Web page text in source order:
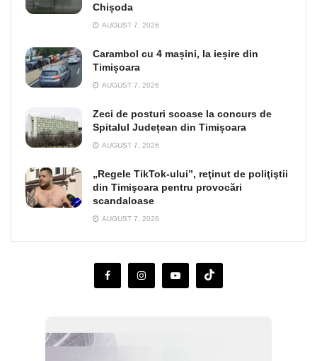
Chișoda
AUGUST 7, 2026
Carambol cu 4 mașini, la ieșire din
Timișoara
AUGUST 7, 2026
Zeci de posturi scoase la concurs de
Spitalul Județean din Timișoara
AUGUST 7, 2026
„Regele TikTok-ului”, reţinut de poliţiştii
din Timişoara pentru provocări
scandaloase
AUGUST 7, 2026